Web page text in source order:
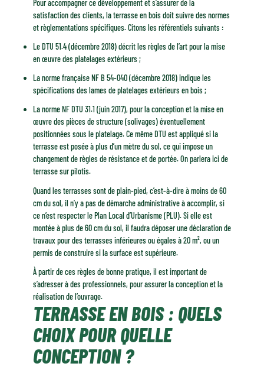
Pour accompagner ce développement et s’assurer de la
satisfaction des clients, la terrasse en bois doit suivre des normes
et règlementations spécifiques. Citons les référentiels suivants :
Le DTU 51.4 (décembre 2018) décrit les règles de l’art pour la mise
en œuvre des platelages extérieurs ;
La norme française NF B 54-040 (décembre 2018) indique les
spécifications des lames de platelages extérieurs en bois ;
La norme NF DTU 31.1 (juin 2017), pour la conception et la mise en
œuvre des pièces de structure (solivages) éventuellement
positionnées sous le platelage. Ce même DTU est appliqué si la
terrasse est posée à plus d’un mètre du sol, ce qui impose un
changement de règles de résistance et de portée. On parlera ici de
terrasse sur pilotis.
Quand les terrasses sont de plain-pied, c’est-à-dire à moins de 60
cm du sol, il n’y a pas de démarche administrative à accomplir, si
ce n’est respecter le Plan Local d’Urbanisme (PLU). Si elle est
montée à plus de 60 cm du sol, il faudra déposer une déclaration de
travaux pour des terrasses inférieures ou égales à 20 m², ou un
permis de construire si la surface est supérieure.
À partir de ces règles de bonne pratique, il est important de
s’adresser à des professionnels, pour assurer la conception et la
réalisation de l’ouvrage.
TERRASSE EN BOIS : QUELS
CHOIX POUR QUELLE
CONCEPTION ?